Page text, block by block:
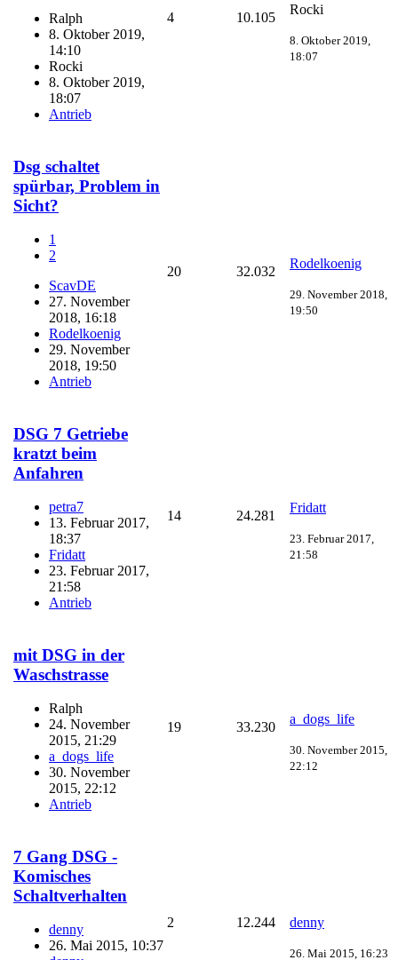
Ralph
8. Oktober 2019,
14:10
Rocki
8. Oktober 2019,
18:07
Antrieb
4 10.105
Rocki
8. Oktober 2019,
18:07
Dsg schaltet
spürbar, Problem in
Sicht?
1
2
ScavDE
27. November
2018, 16:18
Rodelkoenig
29. November
2018, 19:50
Antrieb
20 32.032
Rodelkoenig
29. November 2018,
19:50
DSG 7 Getriebe
kratzt beim
Anfahren
petra7
13. Februar 2017,
18:37
Fridatt
23. Februar 2017,
21:58
Antrieb
14 24.281
Fridatt
23. Februar 2017,
21:58
mit DSG in der
Waschstrasse
Ralph
24. November
2015, 21:29
a_dogs_life
30. November
2015, 22:12
Antrieb
19 33.230
a_dogs_life
30. November 2015,
22:12
7 Gang DSG -
Komisches
Schaltverhalten
denny
26. Mai 2015, 10:37
2 12.244 denny
26. Mai 2015, 16:23